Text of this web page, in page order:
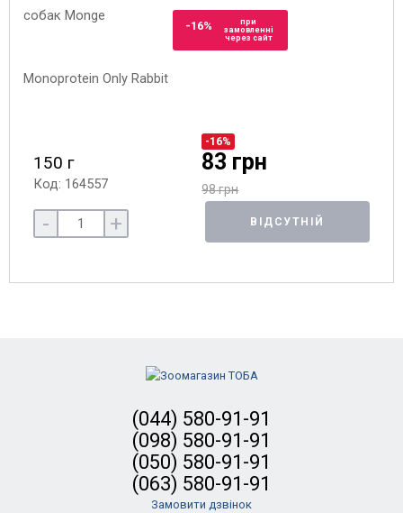
-16%
при
замовленні
через сайт
150 г
Код: 164557
-16%
83 грн
98 грн
- + ВІДСУТНІЙ
(044) 580-91-91
(098) 580-91-91
(050) 580-91-91
(063) 580-91-91
Замовити дзвінок